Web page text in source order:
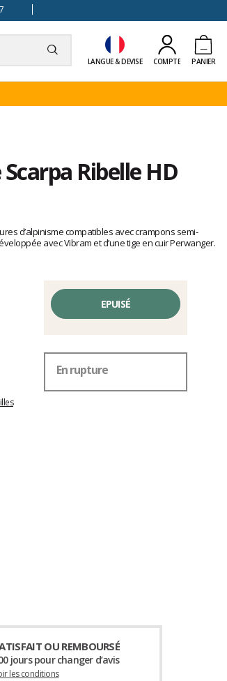
LANGUE & DEVISE COMPTE PANIER
Ribelle HD
d’alpinisme compatibles avec crampons semi-
avec Vibram et d’une tige en cuir Perwanger.
EPUISÉ
En rupture
OU REMBOURSÉ
jours pour changer d’avis
les conditions